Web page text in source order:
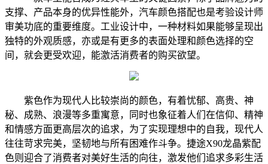
支撑、产品本身的优异性能外，汽车颜色搭配也是考验设计师
审美功底的重要维度。工业设计中，一种材料如果能够呈现出
独特的外观质感，亦或是有更多的表面处理和颜色选择的空
间，就会更受欢迎，能激活消费者的购买欲望。
紫色作为现代人比较崇尚的颜色，有着忧郁、高贵、神
秘、成熟、浪漫等多重寓意，同时也象征着人们在信仰、精神
和情感方面更高层次的追求，为了实现理想中的自我，现代人
往往苛求完美，坚韧地与所有困难作斗争。捷途X90龙晶紫配
色则迎合了消费者对美好生活的向往，激发他们追求多彩生活